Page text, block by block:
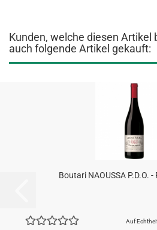
Kunden, welche diesen Artikel
auch folgende Artikel gekauft:
Boutari NAOUSSA P.D.O.
Auf